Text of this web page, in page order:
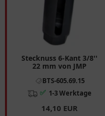
Stecknuss 6-Kant 3/8''
22 mm von JMP
BTS-605.69.15
✅ 1-3 Werktage
14,10 EUR